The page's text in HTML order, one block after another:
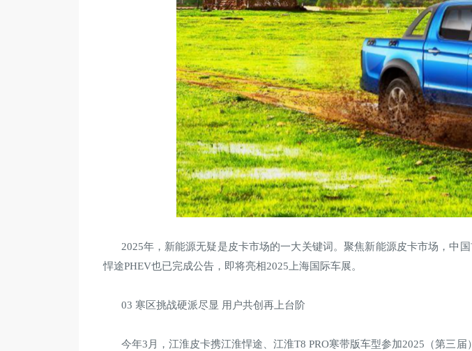
2025年，新能源无疑是皮卡市场的一大关键词。聚焦新能源皮卡市场，
悍途PHEV也已完成公告，即将亮相2025上海国际车展。
03 寒区挑战硬派尽显 用户共创再上台阶
今年3月，江淮皮卡携江淮悍途、江淮T8 PRO寒带版车型参加2025（第三